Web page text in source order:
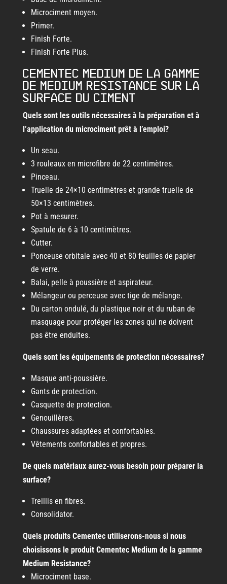
Microciment moyen.
Primer.
Finish Forte.
Finish Forte Plus.
Cementec Medium de la gamme
de Medium Resistance sur la
surface du ciment
Quels sont les outils nécessaires à la préparation et à
l’application du microciment prêt à l’emploi?
Un seau.
3 rouleaux en microfibre de 22 centimètres.
Pinceau.
Truelle de 24×10 centimètres et grande truelle de
50×13 centimètres.
Pot à mesurer.
Spatule de 6 à 10 centimètres.
Cutter.
Ponceuse orbitale avec 40 et 80 feuilles de papier
de verre.
Balai, pelle à poussière et aspirateur.
Mélangeur ou perceuse avec tige de mélange.
Du carton ondulé, du plastique noir et du ruban de
masquage pour protéger les zones qui ne doivent
pas être enduites.
Quels sont les équipements de protection nécessaires?
Masque anti-poussière.
Gants de protection.
Casquette de protection.
Genouillères.
Chaussures adaptées et confortables.
Vêtements confortables et propres.
De quels matériaux aurez-vous besoin pour préparer la
surface?
Treillis en fibres.
Consolidator.
Quels produits Cementec utiliserons-nous si nous
choisissons le produit Cementec Medium de la gamme
Medium Resistance?
Microciment base.